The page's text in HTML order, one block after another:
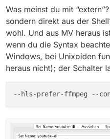
, dann würde sein
"wieder geschlossen
leeres"".
Ffmpeg mit
ORF-.m3u8.
Bleibt nur die Frage
youtube-dl
nicht.
calnicht mit**
aber ohne die**von
darum gelegt hätte?)
Egal, für heute bin ich
Danke für Eure Hilfe!
Was meinst du mit
sondern direkt aus der
wohl. Und aus MV heraus
wenn du die Syntax
Windows, bei Unixoiden
heraus nicht); der Schalter
--hls-prefer-ffmpeg --